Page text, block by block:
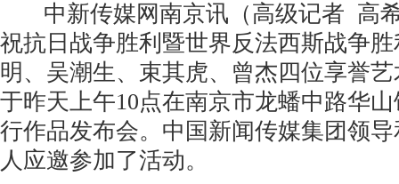
中新传媒网南京讯（高级记者 高
祝抗日战争胜利暨世界反法西斯战争
明、吴潮生、束其虎、曾杰四位享誉
于昨天上午10点在南京市龙蟠中路华
行作品发布会。中国新闻传媒集团领
人应邀参加了活动。